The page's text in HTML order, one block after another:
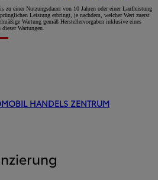
zu einer Nutzungsdauer von 10 Jahren oder einer Laufleistung
Leistung erbringt, je nachdem, welcher Wert zuerst
Wartung gemäß Herstellervorgaben inklusive eines
Wartungen.
HANDELS ZENTRUM